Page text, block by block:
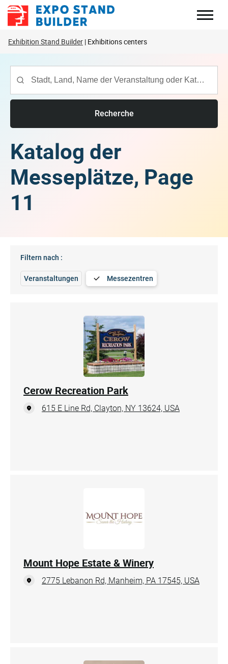
Zum
Inhalt
Exhibition Stand Builder Exhibitions centers
Recherche
Katalog der
Messeplätze, Page
11
Filtern nach :
Veranstaltungen Messezentren
Cerow Recreation Park
615 E Line Rd, Clayton, NY 13624, USA
Mount Hope Estate & Winery
2775 Lebanon Rd, Manheim, PA 17545, USA